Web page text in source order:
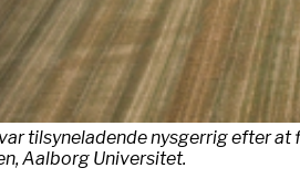
tilsyneladende nysgerrig efter
Aalborg Universitet.